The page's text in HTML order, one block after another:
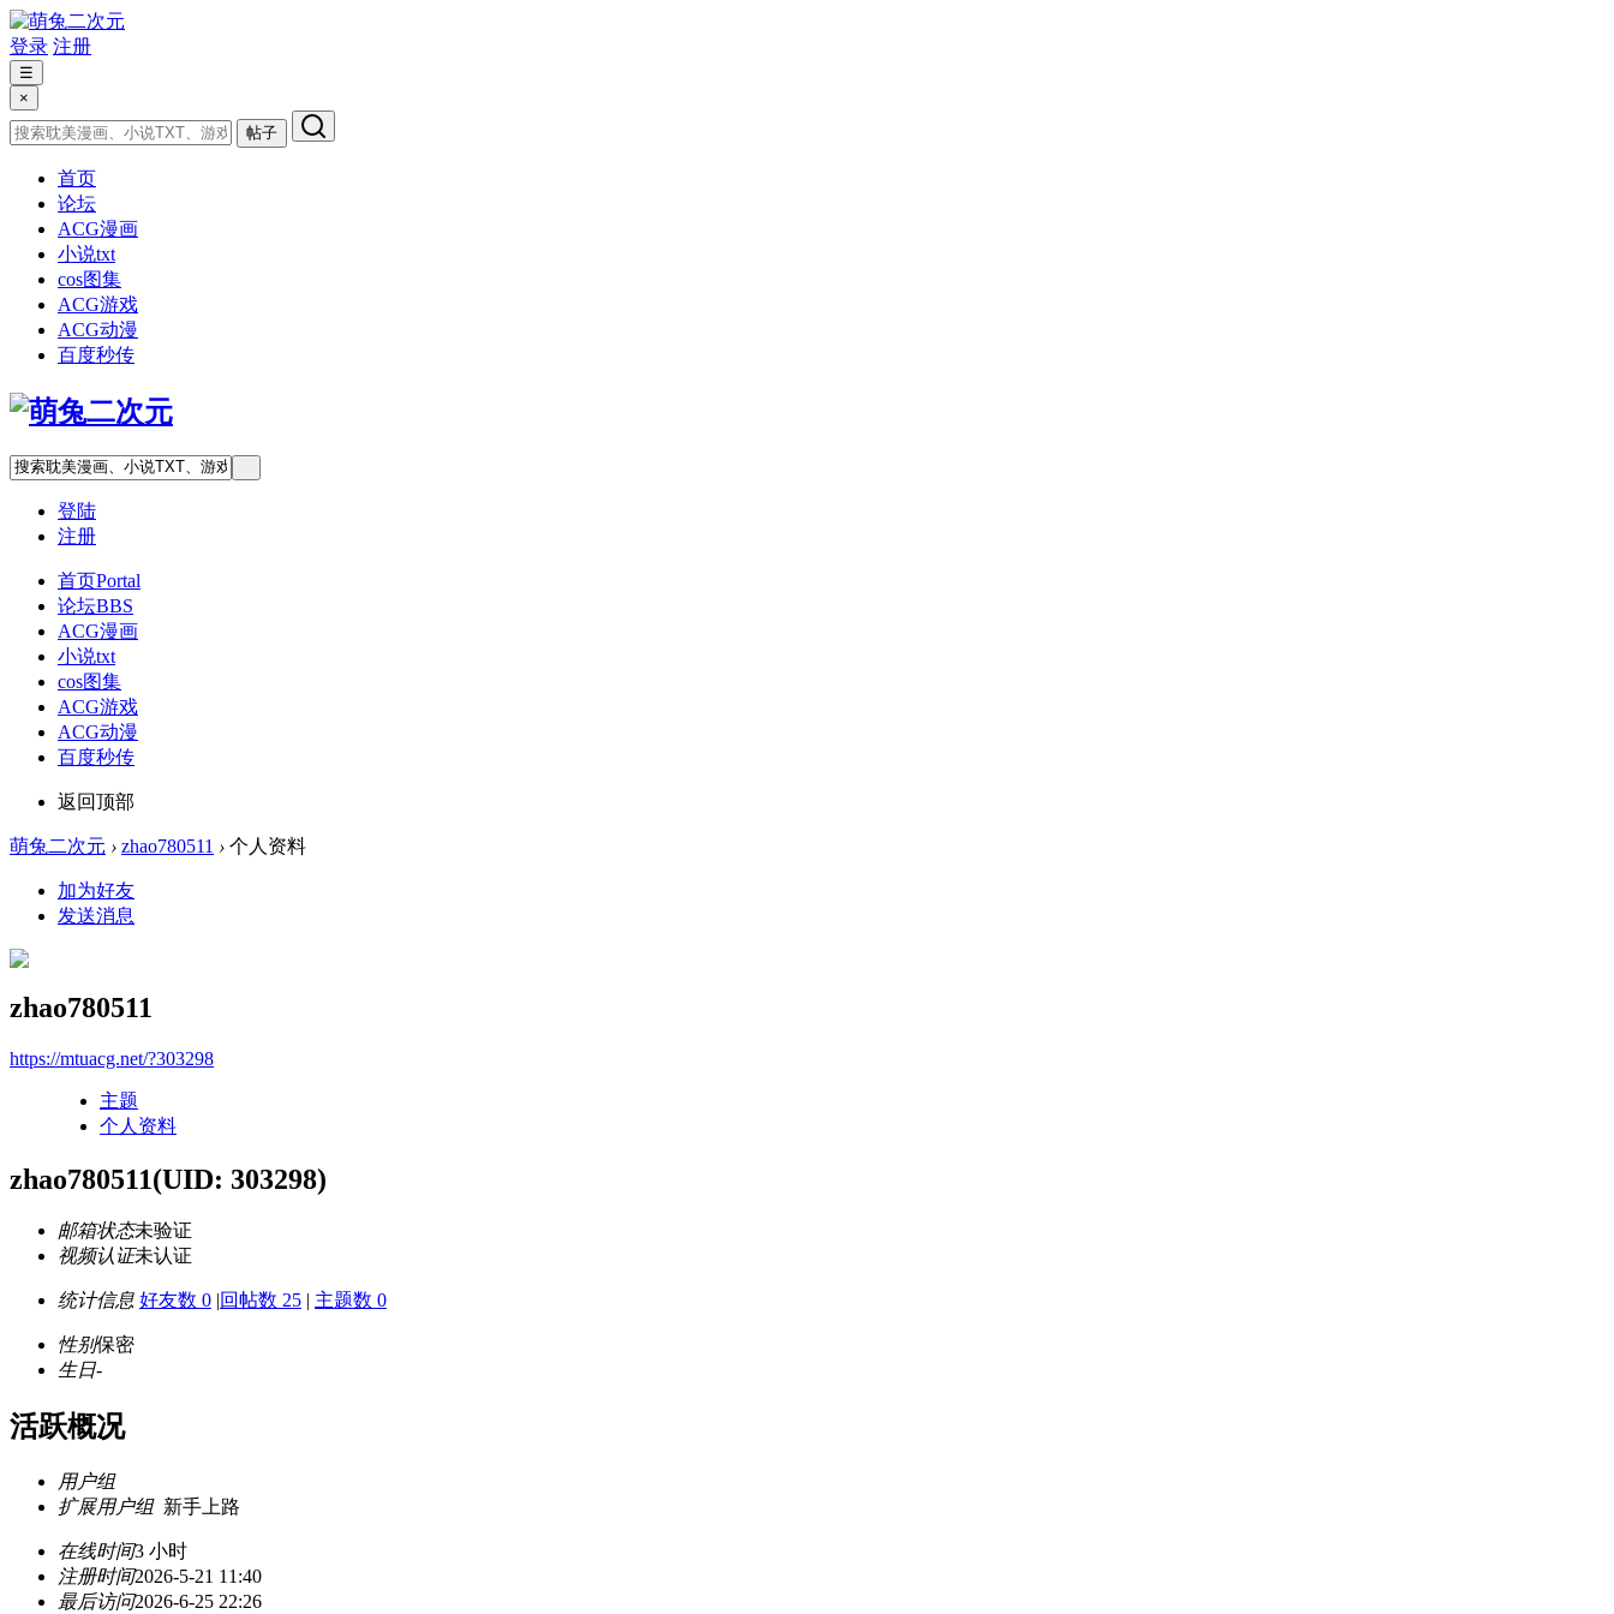
登录 注册
☰
×
帖子
首页
论坛
ACG漫画
小说txt
cos图集
ACG游戏
ACG动漫
百度秒传
登陆
注册
首页Portal
论坛BBS
ACG漫画
小说txt
cos图集
ACG游戏
ACG动漫
百度秒传
返回顶部
萌兔二次元 › zhao780511 › 个人资料
加为好友
发送消息
zhao780511
https://mtuacg.net/?303298
主题
个人资料
zhao780511(UID: 303298)
邮箱状态未验证
视频认证未认证
统计信息 好友数 0 |回帖数 25 | 主题数 0
性别保密
生日-
活跃概况
用户组
扩展用户组 新手上路
在线时间3 小时
注册时间2026-5-21 11:40
最后访问2026-6-25 22:26